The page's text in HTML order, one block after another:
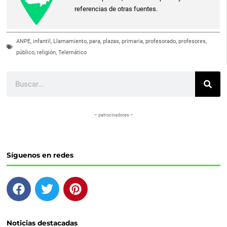
referencias de otras fuentes.
ANPE ,infantil Llamamiento ,para ,plazas ,primaria ,profesorado ,profesores
público ,religión ,Telemático
– patrocinadores –
Síguenos en redes
F
a
e
T
w
t
P
i
t
Noticias destacadas